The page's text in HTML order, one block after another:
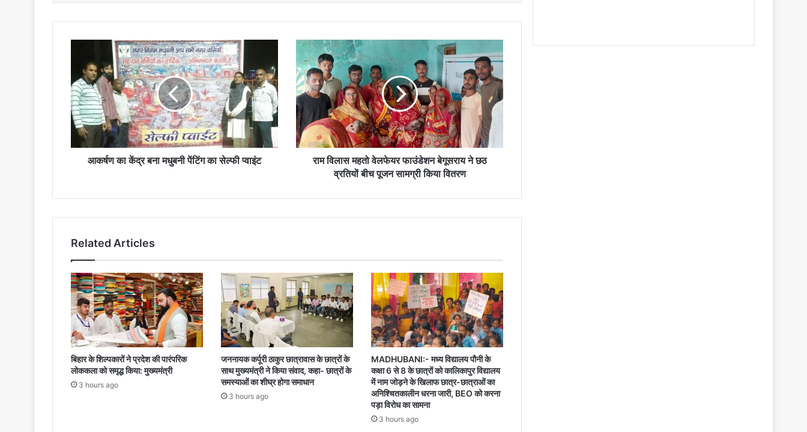
केंद्र
बना
मधुबनी
पेंटिंग
का
सेल्फी
प्वाइंट
आकर्षण का केंद्र बना मधुबनी पेंटिंग का सेल्फी प्वाइंट
राम
विलास
महतो
वेलफेयर
फाउंडेशन
बेगूसराय
ने
छठ
व्रतियों
किया
राम विलास महतो वेलफेयर फाउंडेशन बेगूसराय ने छठ
व्रतियों बीच पूजन सामग्री किया वितरण
Related Articles
बिहार के शिल्पकारों ने प्रदेश की पारंपरिक
लोककला को समृद्ध किया: मुख्यमंत्री
3 hours ago
जननायक कर्पूरी ठाकुर छात्रावास के छात्रों के
साथ मुख्यमंत्री ने किया संवाद, कहा- छात्रों के
समस्याओं का शीघ्र होगा समाधान
3 hours ago
MADHUBANI:- मध्य विद्यालय पौनी के
कक्षा 6 से 8 के छात्रों को कालिकापुर विद्यालय
में नाम जोड़ने के खिलाफ छात्र-छात्राओं का
अनिश्चितकालीन धरना जारी, BEO को करना
पड़ा विरोध का सामना
3 hours ago